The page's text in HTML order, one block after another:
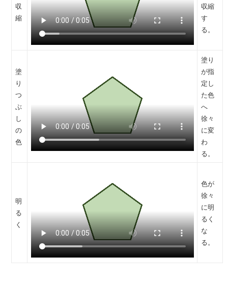
収
縮
収縮
す
る。
塗
り
つ
ぶ
し
の
色
塗り
が指
定し
た色
へ
徐々
に変
わ
る。
明
る
く
色が
徐々
に明
るく
な
る。